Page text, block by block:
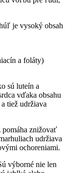
je vysoký obsah
a foláty)
sú luteín a
vďaka obsahu
tiež udržiava
pomáha znižovať
udržiava
ochoreniami.
výborné nie len